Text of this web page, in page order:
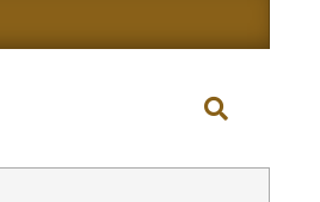
Search